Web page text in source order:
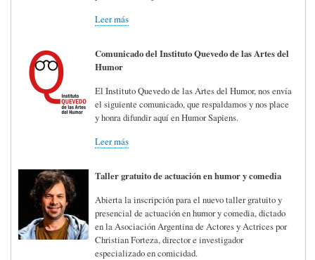
Leer más
Comunicado del Instituto Quevedo de las Artes del
Humor
El Instituto Quevedo de las Artes del Humor, nos envía
el siguiente comunicado, que respaldamos y nos place
y honra difundir aquí en Humor Sapiens.
Leer más
Taller gratuito de actuación en humor y comedia
Abierta la inscripción para el nuevo taller gratuito y
presencial de actuación en humor y comedia, dictado
en la Asociación Argentina de Actores y Actrices por
Christian Forteza, director e investigador
especializado en comicidad.